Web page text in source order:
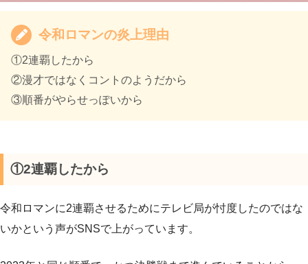
令和ロマンの炎上理由
①2連覇したから
②漫才ではなくコントのようだから
③順番がやらせっぽいから
①2連覇したから
令和ロマンに2連覇させるためにテレビ局が忖度したのではな
いかという声がSNSで上がっています。